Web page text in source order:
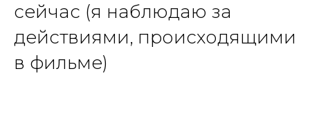
сейчас (я наблюдаю за
действиями, происходящими
в фильме)